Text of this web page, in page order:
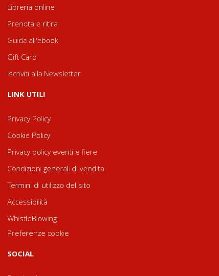
Libreria online
Prenota e ritira
Guida all'ebook
Gift Card
Iscriviti alla Newsletter
LINK UTILI
Privacy Policy
Cookie Policy
Privacy policy eventi e fiere
Condizioni generali di vendita
Termini di utilizzo del sito
Accessibilità
WhistleBlowing
Preferenze cookie
SOCIAL